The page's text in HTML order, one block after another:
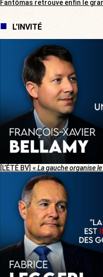
Fantômas retrouve enfin le
L'INVITÉ
[L’ÉTÉ BV] « La gauche organise